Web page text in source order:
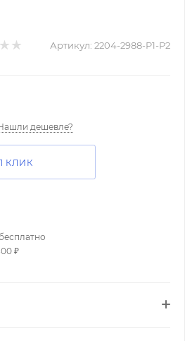
Артикул: 2204-2988-P1-P2
дешевле?
КЛИК
₽